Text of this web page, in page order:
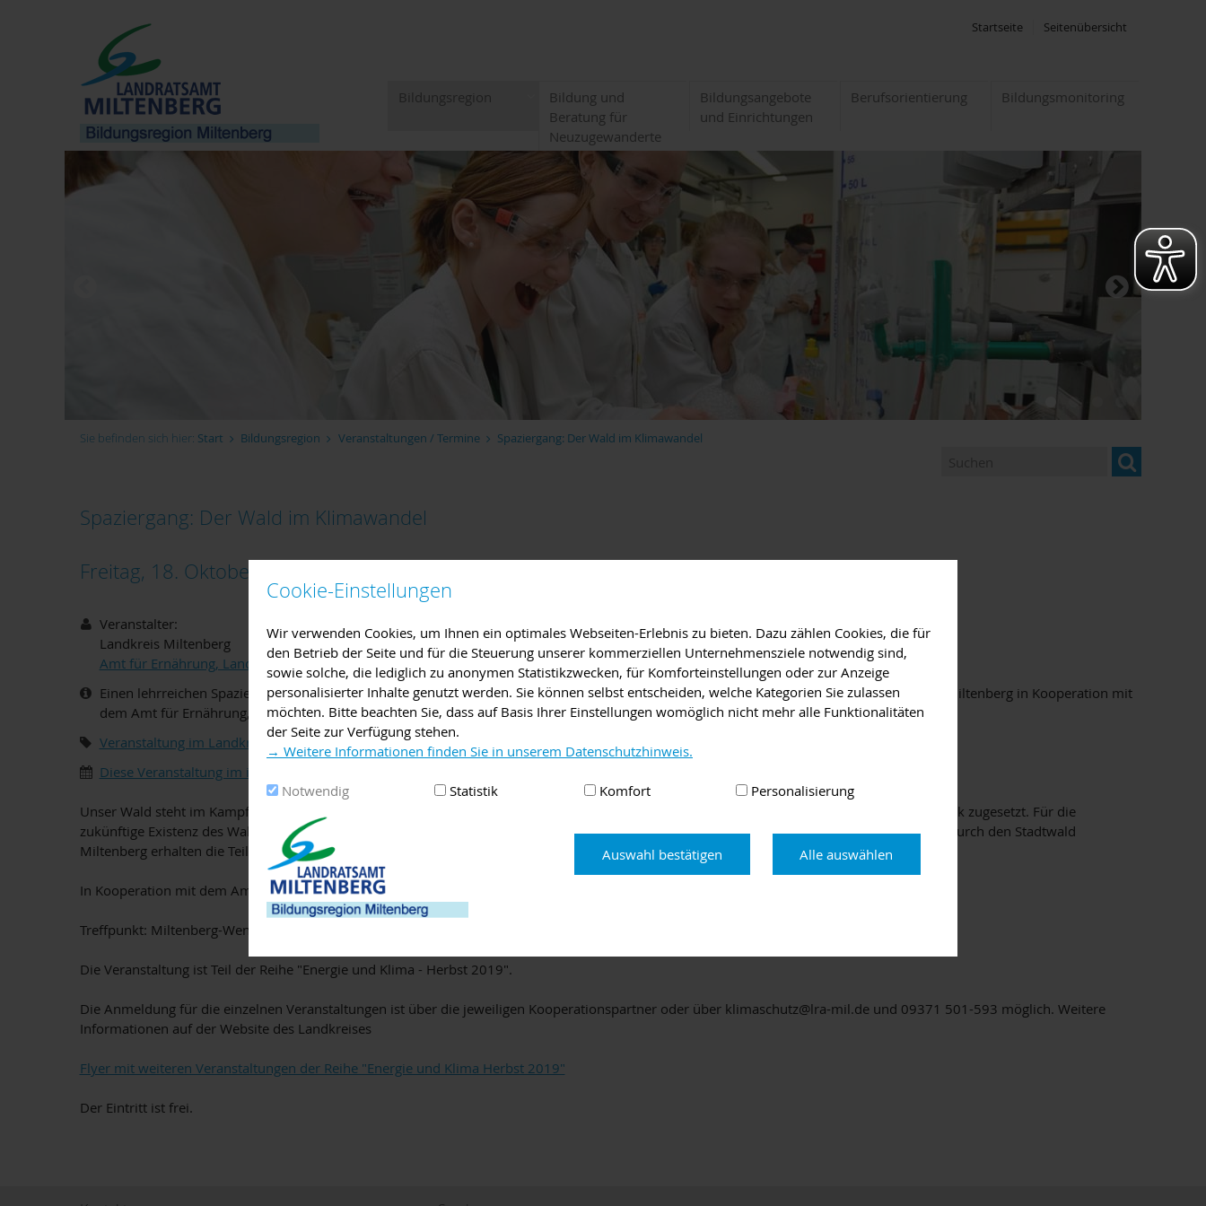
Cookie-Einstellungen
Wir verwenden Cookies, um Ihnen ein optimales Webseiten-Erlebnis zu bieten. Dazu zählen Cookies, die für
den Betrieb der Seite und für die Steuerung unserer kommerziellen Unternehmensziele notwendig sind,
sowie solche, die lediglich zu anonymen Statistikzwecken, für Komforteinstellungen oder zur Anzeige
personalisierter Inhalte genutzt werden. Sie können selbst entscheiden, welche Kategorien Sie zulassen
möchten. Bitte beachten Sie, dass auf Basis Ihrer Einstellungen womöglich nicht mehr alle Funktionalitäten
der Seite zur Verfügung stehen.
→ Weitere Informationen finden Sie in unserem Datenschutzhinweis.
Notwendig Statistik Komfort Personalisierung
Auswahl bestätigen Alle auswählen
Startseite Seitenübersicht
Bildungsregion
Bildung und
Beratung für
Neuzugewanderte
Bildungsangebote
und Einrichtungen
Berufsorientierung Bildungsmonitoring
Sie befinden sich hier: Start Bildungsregion Veranstaltungen / Termine Spaziergang: Der Wald im Klimawandel
Spaziergang: Der Wald im Klimawandel
Freitag, 18. Oktober 2019 16:00
Veranstalter:
Landkreis Miltenberg
Amt für Ernährung, Landwirtschaft und Forsten Karlstadt
Einen lehrreichen Spaziergang zum Thema "Der Wald im Klimawandel" mit Sebastian Spatz und Sebastian Randig bietet das Landratsamt Miltenberg in Kooperation mit
dem Amt für Ernährung, Landwirtschaft und Forsten an.
Veranstaltung im Landkreis Miltenberg, Ausflug, Führung, Besichtigung
Diese Veranstaltung im iCal-Format speichern
Unser Wald steht im Kampf gegen den Klimawandel vor großen Herausforderungen. Insbesondere das Trockenjahr 2018 hat den Bäumen stark zugesetzt. Für die
zukünftige Existenz des Waldes ist es deshalb nötig, den Wald an die klimatischen Veränderungen anzupassen. Auf einer kleinen Wanderung durch den Stadtwald
Miltenberg erhalten die Teilnehmenden eine Einführung in diese Thematik.
In Kooperation mit dem Amt für Ernährung, Landwirtschaft und Forsten Karlstadt
Treffpunkt: Miltenberg-Wenschdorf - Richtung Geisenhof, Parkplatz Heideschlag
Die Veranstaltung ist Teil der Reihe "Energie und Klima - Herbst 2019".
Die Anmeldung für die einzelnen Veranstaltungen ist über die jeweiligen Kooperationspartner oder über klimaschutz@lra-mil.de und 09371 501-593 möglich. Weitere
Informationen auf der Website des Landkreises
Flyer mit weiteren Veranstaltungen der Reihe "Energie und Klima Herbst 2019"
Der Eintritt ist frei.